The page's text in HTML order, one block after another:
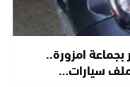
امزورة..
سيارات…